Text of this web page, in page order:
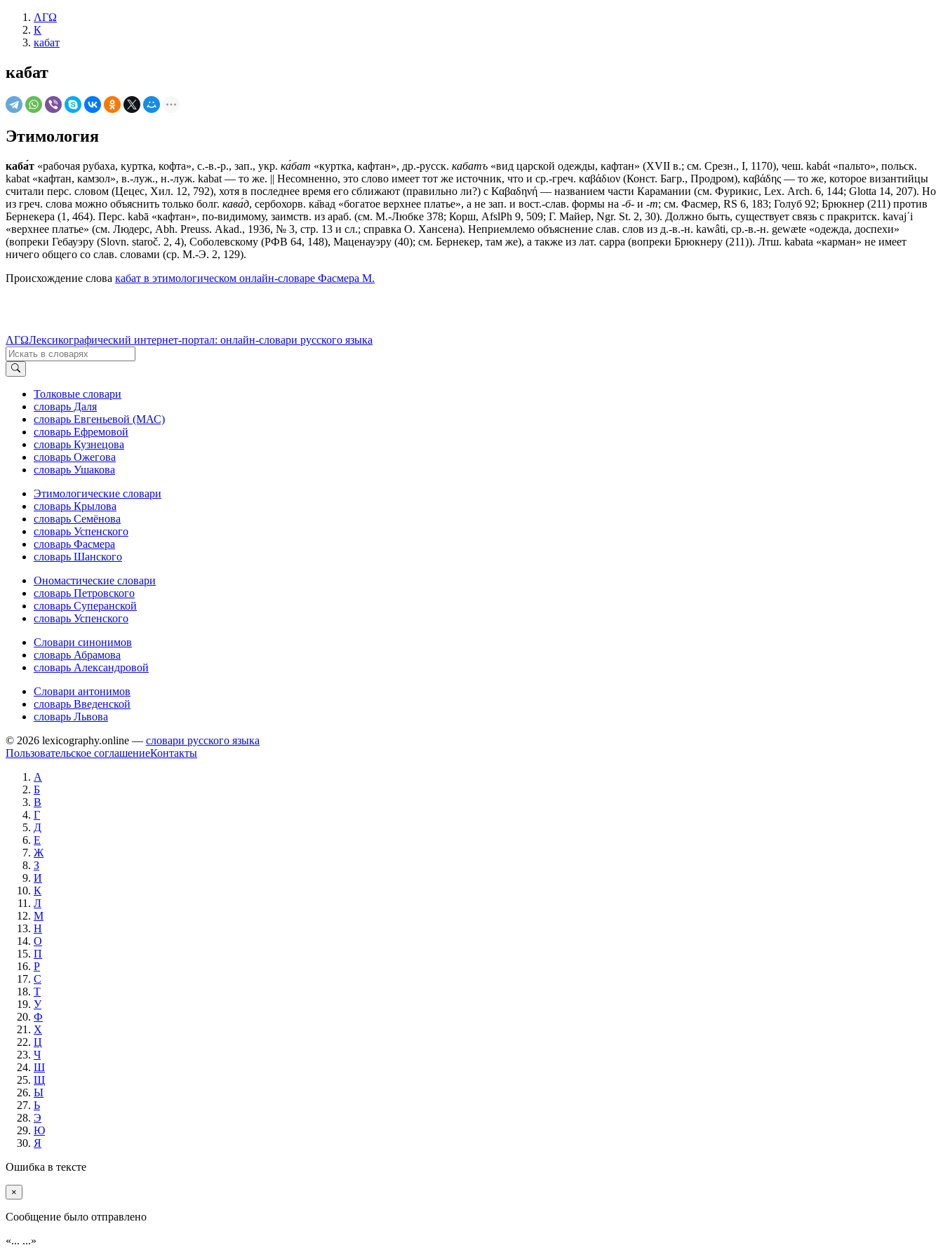
ΛΓΩ
К
кабат
кабат
Этимология
каба́т «рабочая рубаха, куртка, кофта», с.-в.-р., зап., укр. ка́бат «куртка, кафтан», др.-русск. кабатъ «вид царской одежды, кафтан» (XVII в.; см. Срезн., I, 1170), чеш. kabát «пальто», польск.
kаbаt «кафтан, камзол», в.-луж., н.-луж. kаbаt — то же. || Несомненно, это слово имеет тот же источник, что и ср.-греч. καβάδιον (Конст. Багр., Продром), καβάδης — то же, которое византийцы
считали перс. словом (Цецес, Хил. 12, 792), хотя в последнее время его сближают (правильно ли?) с Καβαδηνή — названием части Карамании (см. Фурикис, Lех. Аrсh. 6, 144; Glotta 14, 207). Но
из греч. слова можно объяснить только болг. кава́д, сербохорв. ка̏вад «богатое верхнее платье», а не зап. и вост.-слав. формы на -б- и -т; см. Фасмер, RS 6, 183; Голуб 92; Брюкнер (211) против
Бернекера (1, 464). Перс. kabā «кафтан», по-видимому, заимств. из араб. (см. М.-Любке 378; Корш, AfslPh 9, 509; Г. Майер, Ngr. St. 2, 30). Должно быть, существует связь с пракритск. kаvаj᾽i
«верхнее платье» (см. Людерс, Abh. Preuss. Аkаd., 1936, № 3, стр. 13 и сл.; справка О. Хансена). Неприемлемо объяснение слав. слов из д.-в.-н. kawâti, ср.-в.-н. gewæte «одежда, доспехи»
(вопреки Гебауэру (Slovn. staroč. 2, 4), Соболевскому (РФВ 64, 148), Маценауэру (40); см. Бернекер, там же), а также из лат. cappa (вопреки Брюкнеру (211)). Лтш. kabata «карман» не имеет
ничего общего со слав. словами (ср. М.-Э. 2, 129).
Происхождение слова кабат в этимологическом онлайн-словаре Фасмера М.
ΛΓΩЛексикографический интернет-портал: онлайн-словари русского языка
Толковые словари
словарь Даля
словарь Евгеньевой (МАС)
словарь Ефремовой
словарь Кузнецова
словарь Ожегова
словарь Ушакова
Этимологические словари
словарь Крылова
словарь Семёнова
словарь Успенского
словарь Фасмера
словарь Шанского
Ономастические словари
словарь Петровского
словарь Суперанской
словарь Успенского
Словари синонимов
словарь Абрамова
словарь Александровой
Словари антонимов
словарь Введенской
словарь Львова
© 2026 lexicography.online — словари русского языка
Пользовательское соглашениеКонтакты
А
Б
В
Г
Д
Е
Ж
З
И
К
Л
М
Н
О
П
Р
С
Т
У
Ф
Х
Ц
Ч
Ш
Щ
Ы
Ь
Э
Ю
Я
Ошибка в тексте
×
Cообщение было отправлено
«... ...»